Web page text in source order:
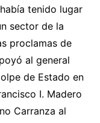
tenido lugar
sector de la
proclamas de
al general
de Estado en
I. Madero
Carranza al